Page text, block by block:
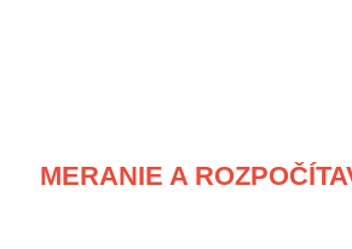
MERANIE A